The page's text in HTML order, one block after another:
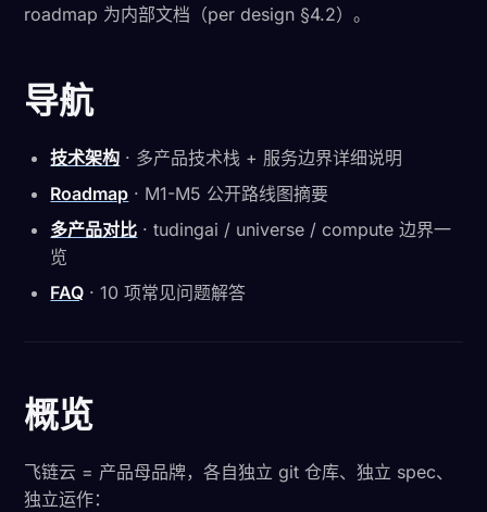
roadmap 为内部文档（per design §4.2）。
导航
技术架构 · 多产品技术栈 + 服务边界详细说明
Roadmap · M1-M5 公开路线图摘要
多产品对比 · tudingai / universe / compute 边界一
览
FAQ · 10 项常见问题解答
概览
飞链云 = 产品母品牌，各自独立 git 仓库、独立 spec、
独立运作：